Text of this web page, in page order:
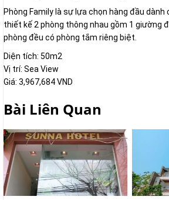
Phòng Family là sự lựa chọn hàng đầu dành
thiết kế 2 phòng thông nhau gồm 1 giường
phòng đều có phòng tắm riêng biệt.
Diện tích: 50m2
Vị trí: Sea View
Giá: 3,967,684 VND
Bài Liên Quan